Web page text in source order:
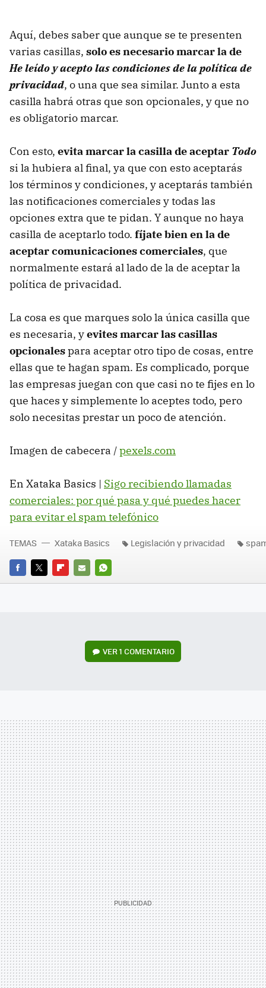
Aquí, debes saber que aunque se te presenten
varias casillas, solo es necesario marcar la de
He leído y acepto las condiciones de la política de
privacidad, o una que sea similar. Junto a esta
casilla habrá otras que son opcionales, y que no
es obligatorio marcar.
Con esto, evita marcar la casilla de aceptar Todo
si la hubiera al final, ya que con esto aceptarás
los términos y condiciones, y aceptarás también
las notificaciones comerciales y todas las
opciones extra que te pidan. Y aunque no haya
casilla de aceptarlo todo. fíjate bien en la de
aceptar comunicaciones comerciales, que
normalmente estará al lado de la de aceptar la
política de privacidad.
La cosa es que marques solo la única casilla que
es necesaria, yevites marcar las casillas
opcionalespara aceptar otro tipo de cosas, entre
ellas que te hagan spam. Es complicado, porque
las empresas juegan con que casi no te fijes en lo
que haces y simplemente lo aceptes todo, pero
solo necesitas prestar un poco de atención.
Imagen de cabecera |pexels.com
En Xataka Basics | Sigo recibiendo llamadas
comerciales: por qué pasa y qué puedes hacer
para evitar el spam telefónico
FACEBOOK
TWITTERFLIPBOARD
E-
WHATSAPP
TEMAS Xataka Basics Legislación y privacidad
VER1 COMENTARIO